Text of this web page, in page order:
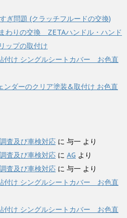
ぎ問題 (クラッチフルードの交換)
わりの交換 ZETAハンドル・ハンド
ップの取付け
付け シングルシートカバー お色直
ンダーのクリア塗装&取付け お色直
査及び車検対応 に 与一 より
査及び車検対応 に AG より
査及び車検対応 に 与一 より
付け シングルシートカバー お色直
付け シングルシートカバー お色直